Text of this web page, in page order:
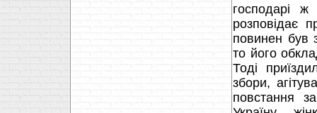
господарі
розповідає
повинен був
то його
Тоді
збори,
повстання